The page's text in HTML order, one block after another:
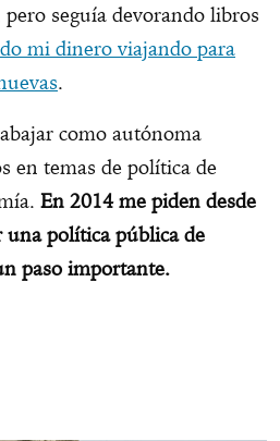
seguía devorando libros
mi dinero viajando para
.
como autónoma
en temas de política de
En 2014 me piden desde
política pública de
paso importante.